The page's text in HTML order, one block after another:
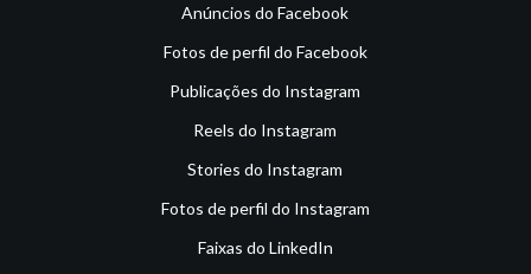
Anúncios do Facebook
Fotos de perfil do Facebook
Publicações do Instagram
Reels do Instagram
Stories do Instagram
Fotos de perfil do Instagram
Faixas do LinkedIn